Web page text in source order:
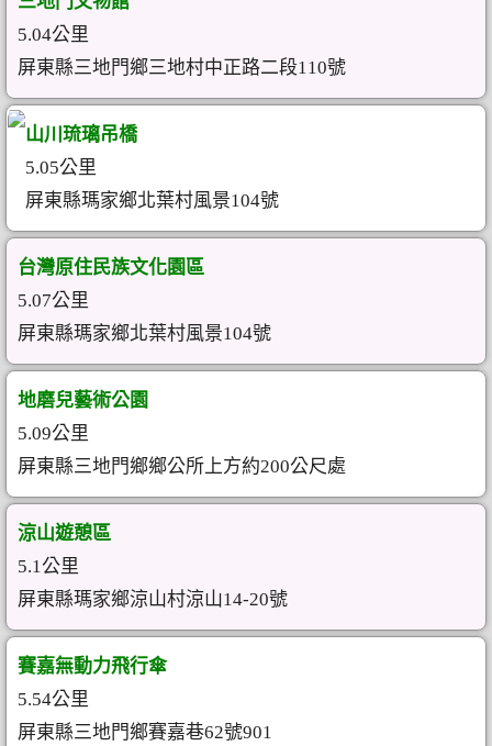
5.04公里
屏東縣三地門鄉三地村中正路二段110號
山川琉璃吊橋
5.05公里
屏東縣瑪家鄉北葉村風景104號
台灣原住民族文化園區
5.07公里
屏東縣瑪家鄉北葉村風景104號
地磨兒藝術公園
5.09公里
屏東縣三地門鄉鄉公所上方約200公尺處
涼山遊憩區
5.1公里
屏東縣瑪家鄉涼山村涼山14-20號
賽嘉無動力飛行傘
5.54公里
屏東縣三地門鄉賽嘉巷62號901